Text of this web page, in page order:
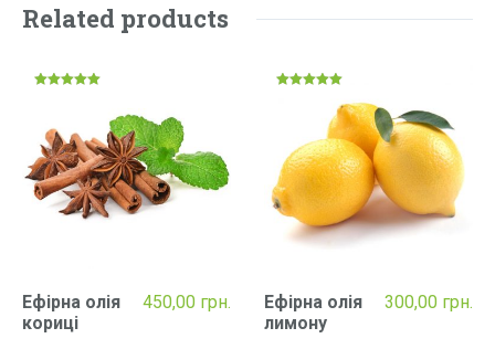
Related products
Ефірна олія
кориці
450,00 грн.
Ефірна олія
лимону
300,00 грн.